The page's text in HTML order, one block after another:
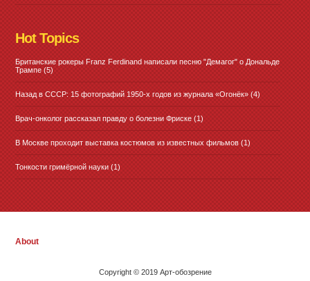
Hot Topics
Британские рокеры Franz Ferdinand написали песню "Демагог" о Дональде
Трампе (5)
Назад в СССР: 15 фотографий 1950-х годов из журнала «Огонёк» (4)
Врач-онколог рассказал правду о болезни Фриске (1)
В Москве проходит выставка костюмов из известных фильмов (1)
Тонкости гримёрной науки (1)
About
Copyright © 2019 Арт-обозрение